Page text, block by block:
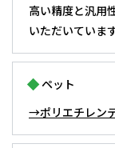
高い精度と汎用
いただいていま
ペット
→ポリエチレン